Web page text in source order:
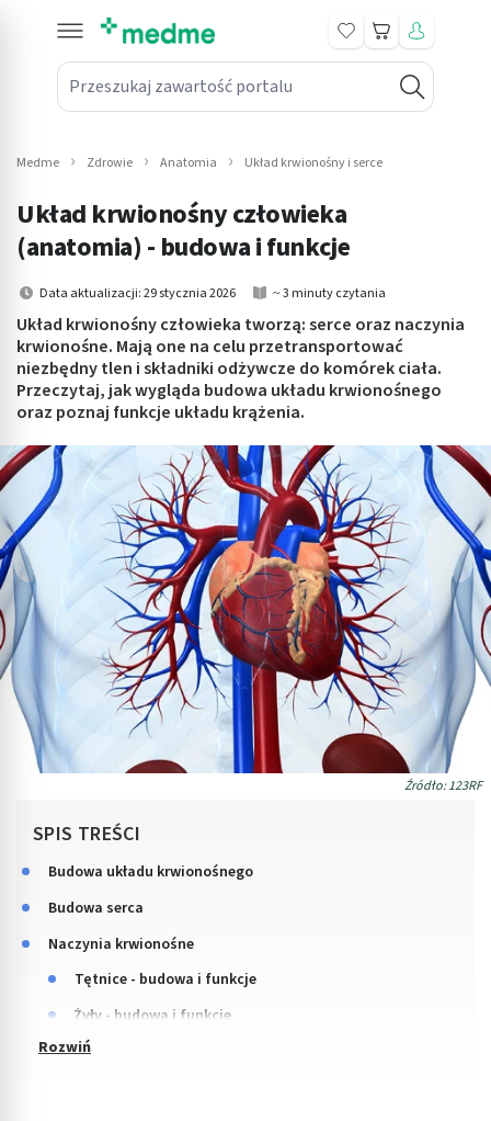
Przeszukaj zawartość portalu
Koszyk
submenu: Leki na receptę
submenu: Mama i dziecko
submenu: Kosmetyki
submenu: Higiena
submenu: Sprzęt medyczny
submenu: Wellness
Medme Zdrowie Anatomia Układ krwionośny i serce
Układ krwionośny człowieka
(anatomia) - budowa i funkcje
Data aktualizacji: 29 stycznia 2026 ~ 3 minuty czytania
Układ krwionośny człowieka tworzą: serce oraz naczynia
krwionośne. Mają one na celu przetransportować
niezbędny tlen i składniki odżywcze do komórek ciała.
Przeczytaj, jak wygląda budowa układu krwionośnego
oraz poznaj funkcje układu krążenia.
Źródło: 123RF
SPIS TREŚCI
Budowa układu krwionośnego
Budowa serca
Naczynia krwionośne
Tętnice - budowa i funkcje
Żyły - budowa i funkcje